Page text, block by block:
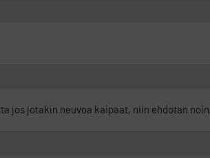
jos jotakin neuvoa kaipaat, niin ehdotan